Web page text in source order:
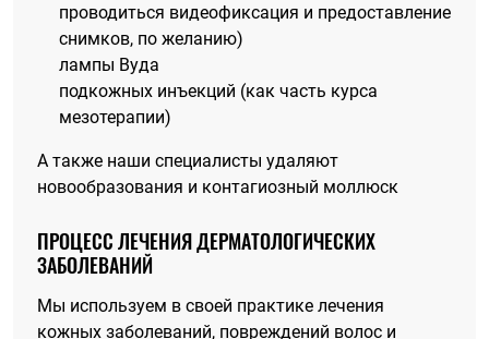
проводиться видеофиксация и предоставление
снимков, по желанию)
лампы Вуда
подкожных инъекций (как часть курса
мезотерапии)
А также наши специалисты удаляют
новообразования и контагиозный моллюск
ПРОЦЕСС ЛЕЧЕНИЯ ДЕРМАТОЛОГИЧЕСКИХ
ЗАБОЛЕВАНИЙ
Мы используем в своей практике лечения
кожных заболеваний, повреждений волос и